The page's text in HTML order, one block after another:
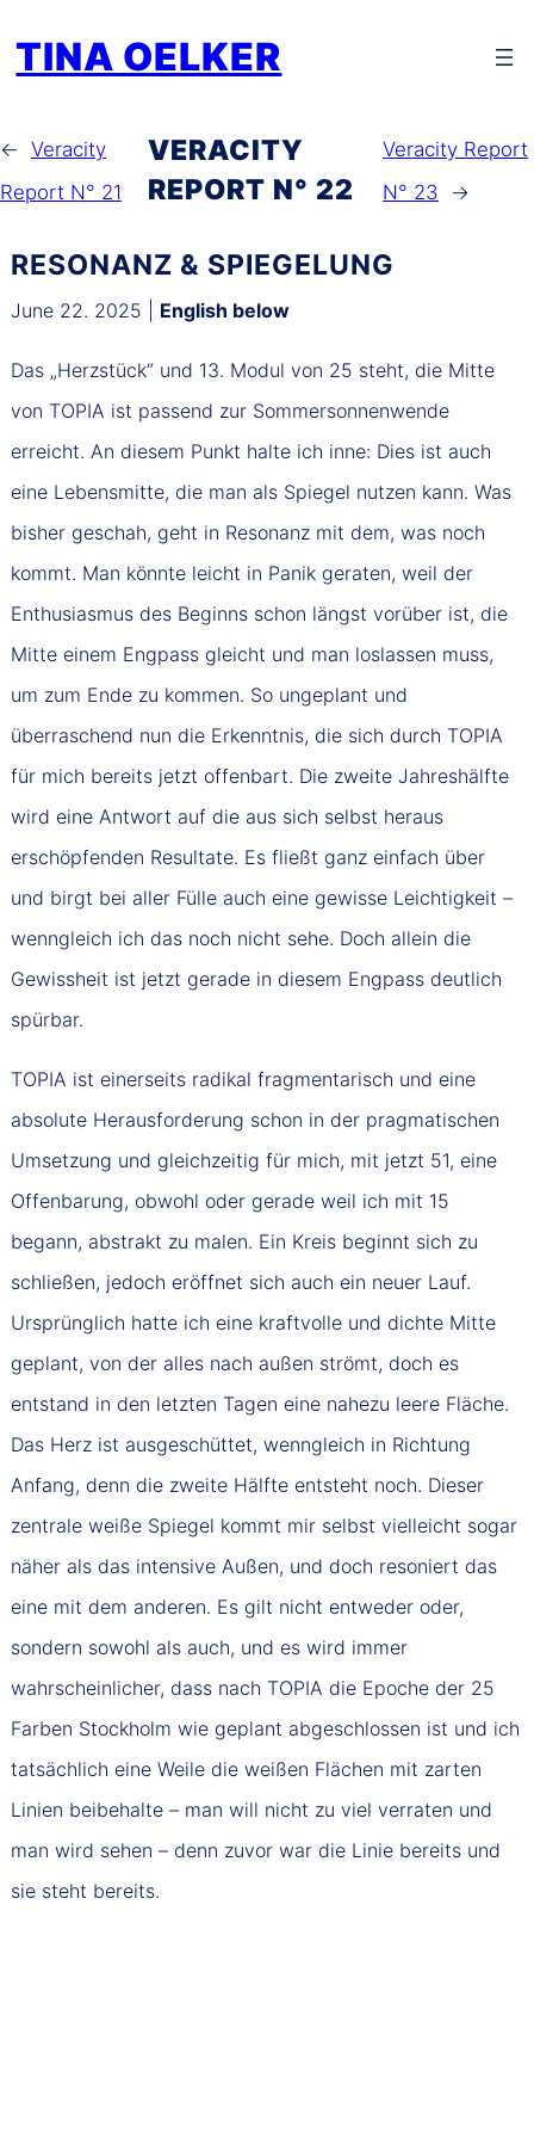
TINA OELKER
← Veracity
Report N° 21
VERACITY
REPORT N° 22
Veracity Report
N° 23
→
RESONANZ & SPIEGELUNG
June 22. 2025 | English below
Das „Herzstück“ und 13. Modul von 25 steht, die Mitte
von TOPIA ist passend zur Sommersonnenwende
erreicht. An diesem Punkt halte ich inne: Dies ist auch
eine Lebensmitte, die man als Spiegel nutzen kann. Was
bisher geschah, geht in Resonanz mit dem, was noch
kommt. Man könnte leicht in Panik geraten, weil der
Enthusiasmus des Beginns schon längst vorüber ist, die
Mitte einem Engpass gleicht und man loslassen muss,
um zum Ende zu kommen. So ungeplant und
überraschend nun die Erkenntnis, die sich durch TOPIA
für mich bereits jetzt offenbart. Die zweite Jahreshälfte
wird eine Antwort auf die aus sich selbst heraus
erschöpfenden Resultate. Es fließt ganz einfach über
und birgt bei aller Fülle auch eine gewisse Leichtigkeit –
wenngleich ich das noch nicht sehe. Doch allein die
Gewissheit ist jetzt gerade in diesem Engpass deutlich
spürbar.
TOPIA ist einerseits radikal fragmentarisch und eine
absolute Herausforderung schon in der pragmatischen
Umsetzung und gleichzeitig für mich, mit jetzt 51, eine
Offenbarung, obwohl oder gerade weil ich mit 15
begann, abstrakt zu malen. Ein Kreis beginnt sich zu
schließen, jedoch eröffnet sich auch ein neuer Lauf.
Ursprünglich hatte ich eine kraftvolle und dichte Mitte
geplant, von der alles nach außen strömt, doch es
entstand in den letzten Tagen eine nahezu leere Fläche.
Das Herz ist ausgeschüttet, wenngleich in Richtung
Anfang, denn die zweite Hälfte entsteht noch. Dieser
zentrale weiße Spiegel kommt mir selbst vielleicht sogar
näher als das intensive Außen, und doch resoniert das
eine mit dem anderen. Es gilt nicht entweder oder,
sondern sowohl als auch, und es wird immer
wahrscheinlicher, dass nach TOPIA die Epoche der 25
Farben Stockholm wie geplant abgeschlossen ist und ich
tatsächlich eine Weile die weißen Flächen mit zarten
Linien beibehalte – man will nicht zu viel verraten und
man wird sehen – denn zuvor war die Linie bereits und
sie steht bereits.